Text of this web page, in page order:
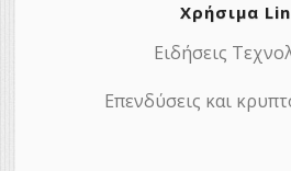
Χρήσιμα
Ειδήσεις
Επενδύσεις και